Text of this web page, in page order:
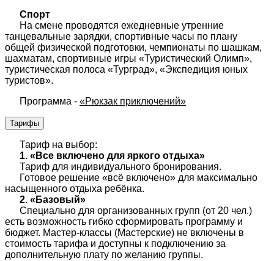
Спорт
На смене проводятся ежедневные утренние
танцевальные зарядки, спортивные часы по плану
общей физической подготовки, чемпионаты по шашкам,
шахматам, спортивные игры «Туристический Олимп»,
туристическая полоса «Турград», «Экспедиция юных
туристов».
Программа - «Рюкзак приключений»
Тарифы
Тариф на выбор:
1. «Все включено для яркого отдыха»
Тариф для индивидуального бронирования.
Готовое решение «всё включено» для максимально
насыщенного отдыха ребёнка.
2. «Базовый»
Специально для организованных групп (от 20 чел.)
есть возможность гибко сформировать программу и
бюджет. Мастер-классы (Мастерские) не включены в
стоимость тарифа и доступны к подключению за
дополнительную плату по желанию группы.